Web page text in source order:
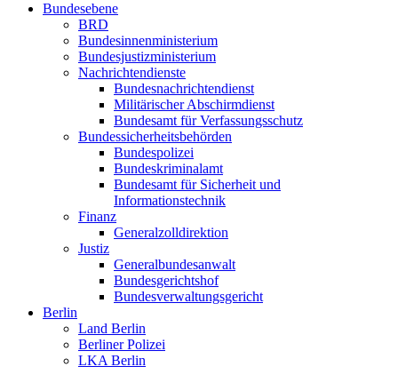
Bundesebene
BRD
Bundesinnenministerium
Bundesjustizministerium
Nachrichtendienste
Bundesnachrichtendienst
Militärischer Abschirmdienst
Bundesamt für Verfassungsschutz
Bundessicherheitsbehörden
Bundespolizei
Bundeskriminalamt
Bundesamt für Sicherheit und
Informationstechnik
Finanz
Generalzolldirektion
Justiz
Generalbundesanwalt
Bundesgerichtshof
Bundesverwaltungsgericht
Berlin
Land Berlin
Berliner Polizei
LKA Berlin